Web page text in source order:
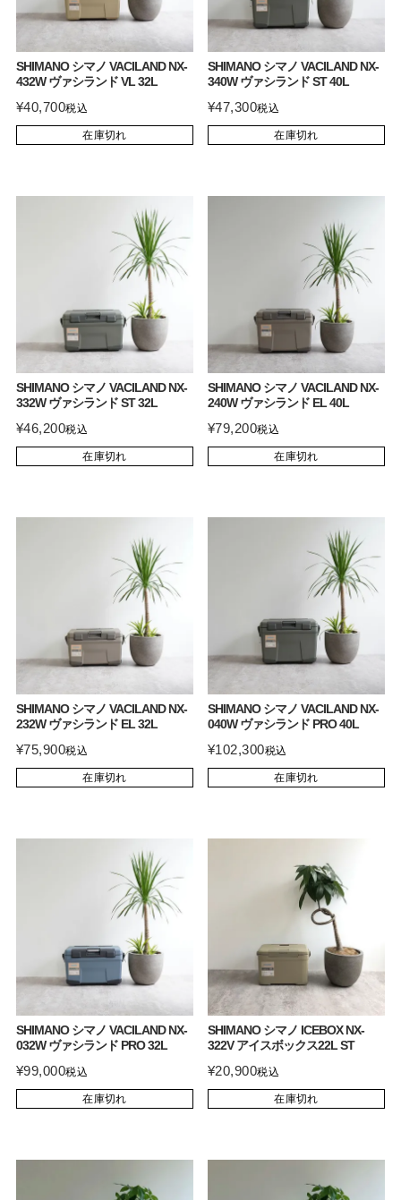
SHIMANO シマノ VACILAND NX-
432W ヴァシランド VL 32L
¥40,700税込
在庫切れ
SHIMANO シマノ VACILAND NX-
340W ヴァシランド ST 40L
¥47,300税込
在庫切れ
SHIMANO シマノ VACILAND NX-
332W ヴァシランド ST 32L
¥46,200税込
在庫切れ
SHIMANO シマノ VACILAND NX-
240W ヴァシランド EL 40L
¥79,200税込
在庫切れ
SHIMANO シマノ VACILAND NX-
232W ヴァシランド EL 32L
¥75,900税込
在庫切れ
SHIMANO シマノ VACILAND NX-
040W ヴァシランド PRO 40L
¥102,300税込
在庫切れ
SHIMANO シマノ VACILAND NX-
032W ヴァシランド PRO 32L
¥99,000税込
在庫切れ
SHIMANO シマノ ICEBOX NX-
322V アイスボックス22L ST
¥20,900税込
在庫切れ